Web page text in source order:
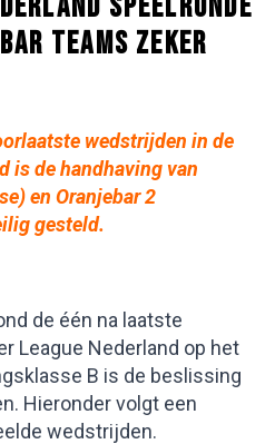
TEAMS ZEKER
wedstrijden in de
is de handhaving van
en Oranjebar 2
gesteld.
de één na laatste
League Nederland op het
B is de beslissing
Hieronder volgt een
wedstrijden.